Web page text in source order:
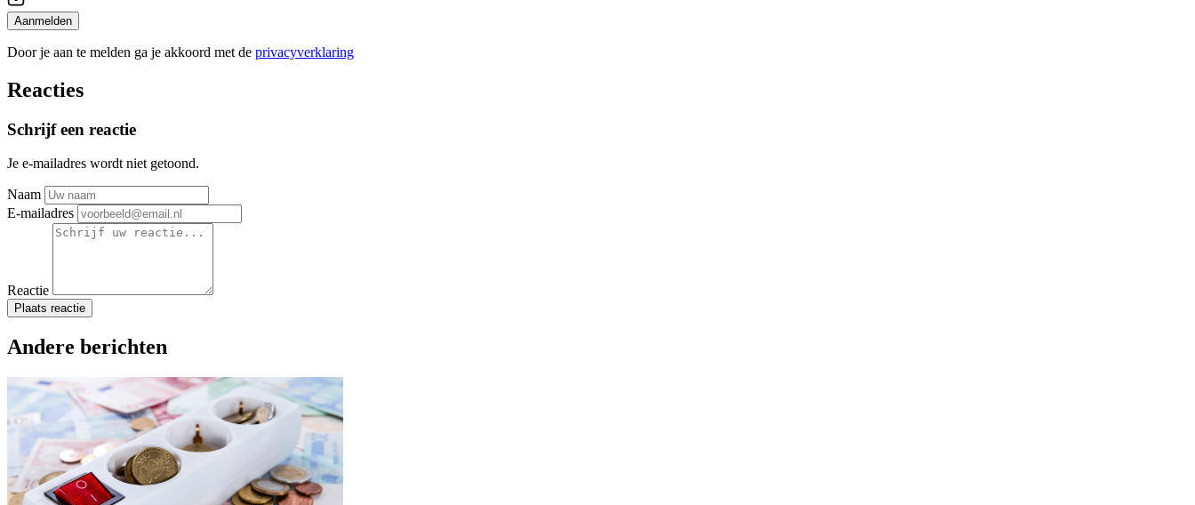
Aanmelden
Door je aan te melden ga je akkoord met de privacyverklaring
Reacties
Schrijf een reactie
Je e-mailadres wordt niet getoond.
Naam
E-mailadres
Reactie
Plaats reactie
Andere berichten